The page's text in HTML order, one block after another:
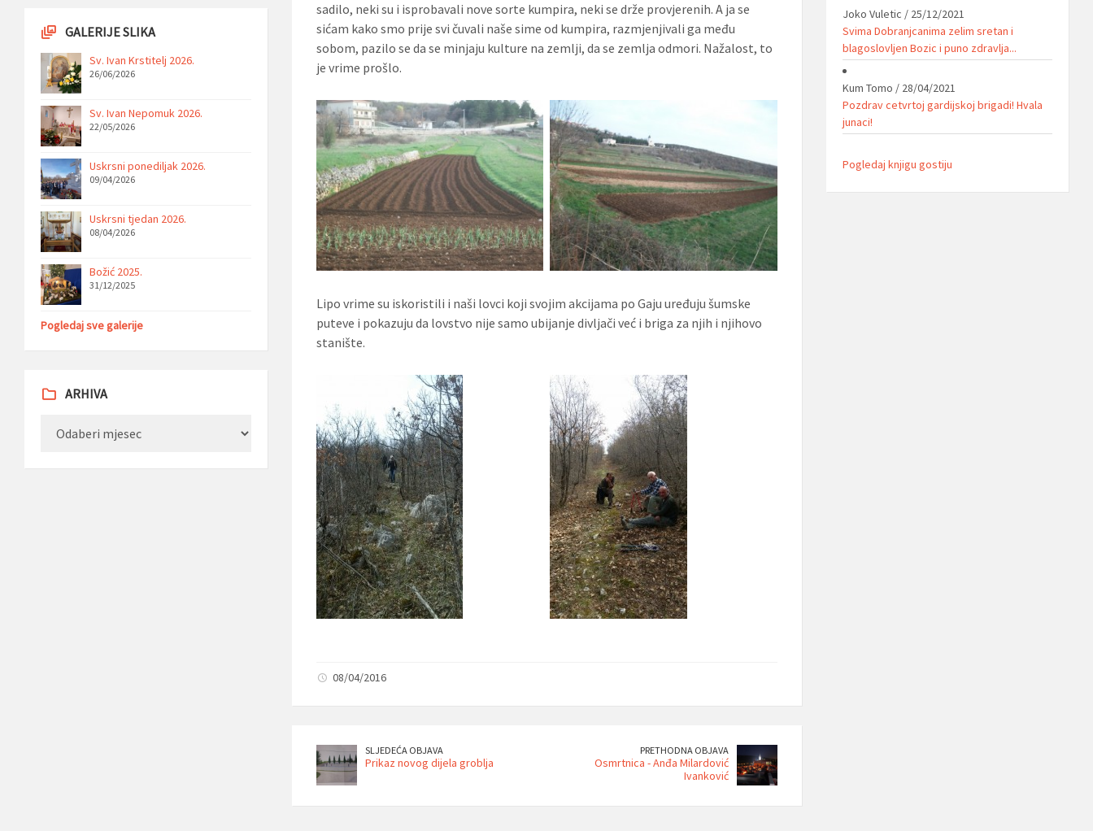
sadilo, neki su i isprobavali nove sorte kumpira, neki se drže provjerenih. A ja se
sićam kako smo prije svi čuvali naše sime od kumpira, razmjenjivali ga među
sobom, pazilo se da se minjaju kulture na zemlji, da se zemlja odmori. Nažalost, to
je vrime prošlo.
Lipo vrime su iskoristili i naši lovci koji svojim akcijama po Gaju uređuju šumske
puteve i pokazuju da lovstvo nije samo ubijanje divljači već i briga za njih i njihovo
stanište.
08/04/2016
SLJEDEĆA OBJAVA
Prikaz novog dijela groblja
PRETHODNA OBJAVA
Osmrtnica - Anđa Milardović
Ivanković
GALERIJE SLIKA
Sv. Ivan Krstitelj 2026.
26/06/2026
Sv. Ivan Nepomuk 2026.
22/05/2026
Uskrsni ponediljak 2026.
09/04/2026
Uskrsni tjedan 2026.
08/04/2026
Božić 2025.
31/12/2025
Pogledaj sve galerije
ARHIVA
Joko Vuletic / 25/12/2021
Svima Dobranjcanima zelim sretan i
blagoslovljen Bozic i puno zdravlja...
Kum Tomo / 28/04/2021
Pozdrav cetvrtoj gardijskoj brigadi! Hvala
junaci!
Pogledaj knjigu gostiju